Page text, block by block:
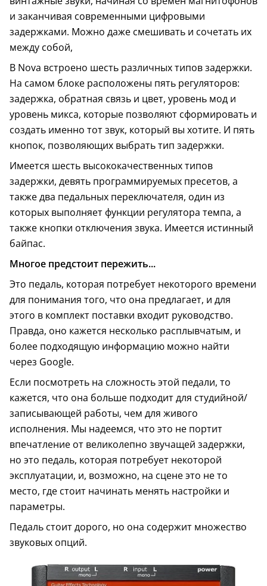
и заканчивая современными цифровыми
задержками. Можно даже смешивать и сочетать их
между собой,
В Nova встроено шесть различных типов задержки.
На самом блоке расположены пять регуляторов:
задержка, обратная связь и цвет, уровень мод и
уровень микса, которые позволяют сформировать и
создать именно тот звук, который вы хотите. И пять
кнопок, позволяющих выбрать тип задержки.
Имеется шесть высококачественных типов
задержки, девять программируемых пресетов, а
также два педальных переключателя, один из
которых выполняет функции регулятора темпа, а
также кнопки отключения звука. Имеется истинный
байпас.
Многое предстоит пережить...
Это педаль, которая потребует некоторого времени
для понимания того, что она предлагает, и для
этого в комплект поставки входит руководство.
Правда, оно кажется несколько расплывчатым, и
более подходящую информацию можно найти
через Google.
Если посмотреть на сложность этой педали, то
кажется, что она больше подходит для студийной/
записывающей работы, чем для живого
исполнения. Мы надеемся, что это не портит
впечатление от великолепно звучащей задержки,
но это педаль, которая потребует некоторой
эксплуатации, и, возможно, на сцене это не то
место, где стоит начинать менять настройки и
параметры.
Педаль стоит дорого, но она содержит множество
звуковых опций.